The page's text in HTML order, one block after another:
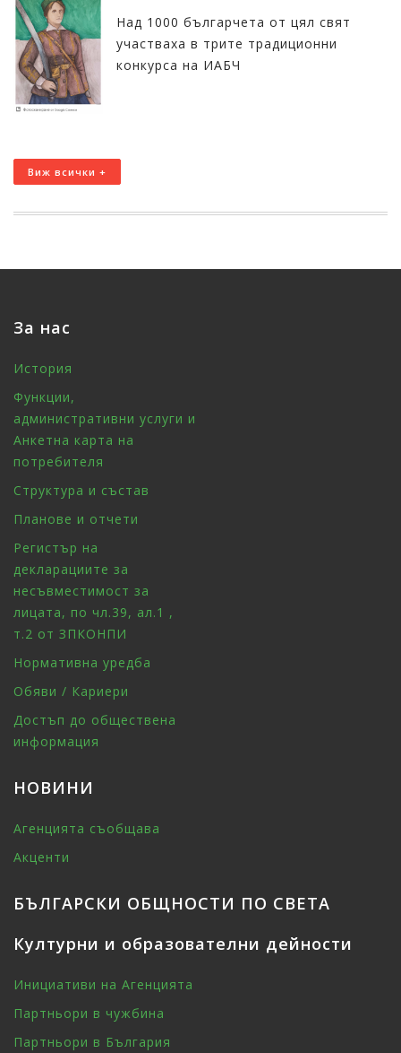
Над 1000 българчета от цял свят
участваха в трите традиционни
конкурса на ИАБЧ
Виж всички +
За нас
История
Функции,
административни услуги и
Анкетна карта на
потребителя
Структура и състав
Планове и отчети
Регистър на
декларациите за
несъвместимост за
лицата, по чл.39, ал.1 ,
т.2 от ЗПКОНПИ
Нормативна уредба
Обяви / Кариери
Достъп до обществена
информация
НОВИНИ
Агенцията съобщава
Акценти
БЪЛГАРСКИ ОБЩНОСТИ ПО СВЕТА
Културни и образователни дейности
Инициативи на Агенцията
Партньори в чужбина
Партньори в България